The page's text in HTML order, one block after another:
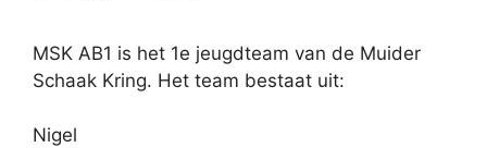
MSK AB1 is het 1e jeugdteam van de Muider
Schaak Kring. Het team bestaat uit:
Nigel